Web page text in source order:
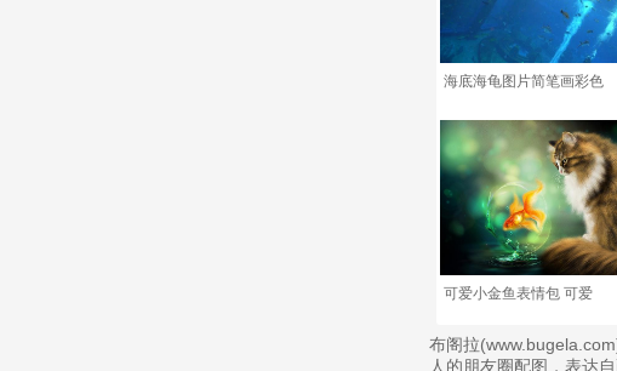
海底海龟图片简笔画彩色
可爱小金鱼表情包 可爱
布阁拉
人的朋友圈配图，表达